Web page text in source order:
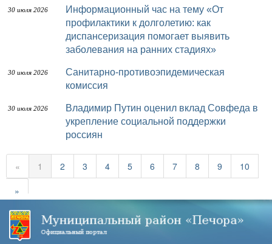
30 июля 2026
Информационный час на тему «От
профилактики к долголетию: как
диспансеризация помогает выявить
заболевания на ранних стадиях»
30 июля 2026
Санитарно-противоэпидемическая
комиссия
30 июля 2026
Владимир Путин оценил вклад Совфеда в
укрепление социальной поддержки
россиян
« 1 2 3 4 5 6 7 8 9
10
»